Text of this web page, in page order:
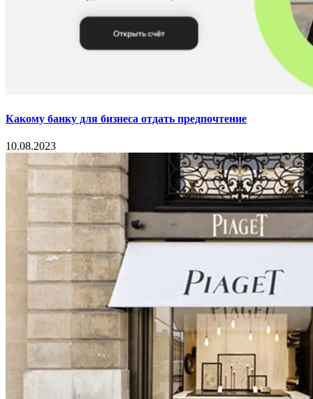
Какому банку для бизнеса отдать предпочтение
10.08.2023